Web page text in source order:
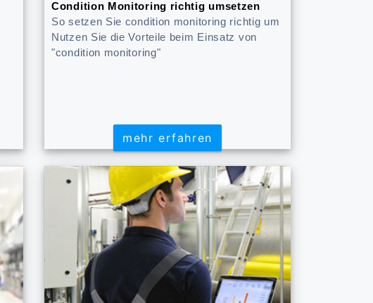
Condition Monitoring richtig umsetzen
So setzen Sie condition monitoring richtig um
Nutzen Sie die Vorteile beim Einsatz von
"condition monitoring"
mehr erfahren
mehr erfahren